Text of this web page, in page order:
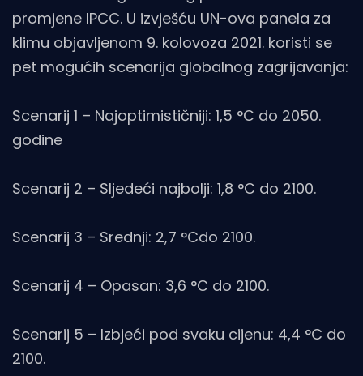
promjene IPCC. U izvješću UN-ova panela za
klimu objavljenom 9. kolovoza 2021. koristi se
pet mogućih scenarija globalnog zagrijavanja:
Scenarij 1 – Najoptimističniji: 1,5 °C do 2050.
godine
Scenarij 2 – Sljedeći najbolji: 1,8 °C do 2100.
Scenarij 3 – Srednji: 2,7 °Cdo 2100.
Scenarij 4 – Opasan: 3,6 °C do 2100.
Scenarij 5 – Izbjeći pod svaku cijenu: 4,4 °C do
2100.